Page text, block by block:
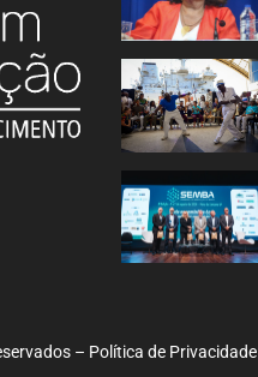
– Política de Privacidade